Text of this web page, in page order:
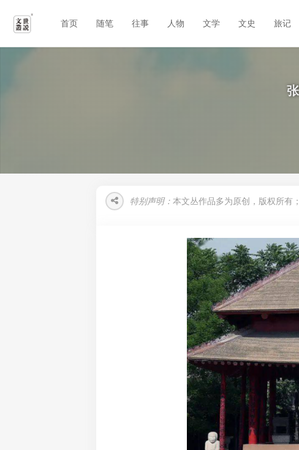
首页 随笔 往事 人物 文学 文史 旅记
特别声明： 本文丛作品多为原创，版权所有